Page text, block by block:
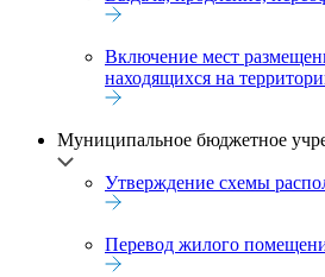
Включение мест
находящихся на
Муниципальное бюджетное
Утверждение схемы
Перевод жилого